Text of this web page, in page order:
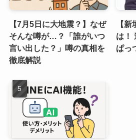
【7月5日に大地震？】なぜ
そんな噂が…？「誰がいつ
言い出した？」噂の真相を
徹底解説
【
は！
ぱっ